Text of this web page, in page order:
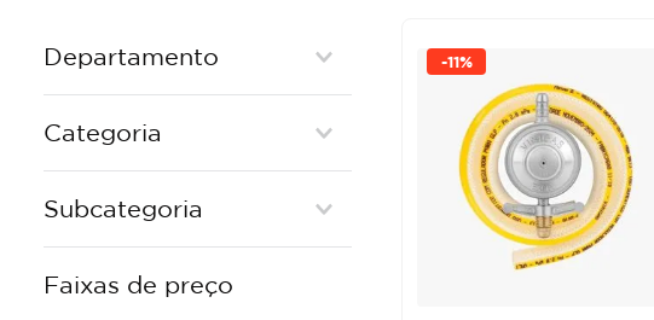
Departamento
Categoria
PIAS E TANQUES
Subcategoria
MECANISMOS DE INSTALACAO
Faixas de preço
-11%